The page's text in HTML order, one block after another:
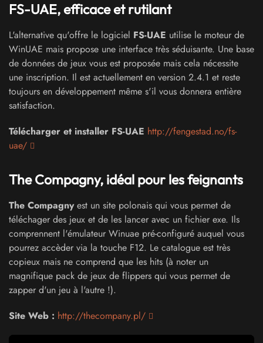
FS-UAE, efficace et rutilant
L'alternative qu'offre le logiciel FS-UAE utilise le moteur de
WinUAE mais propose une interface très séduisante. Une base
de données de jeux vous est proposée mais cela nécessite
une inscription. Il est actuellement en version 2.4.1 et reste
toujours en développement même s'il vous donnera entière
satisfaction.
Télécharger et installer FS-UAE http://fengestad.no/fs-
uae/
The Compagny, idéal pour les feignants
The Compagnyest un site polonais qui vous permet de
téléchager des jeux et de les lancer avec un fichier exe. Ils
comprennent l'émulateur Winuae pré-configuré auquel vous
pourrez accèder via la touche F12. Le catalogue est très
copieux mais ne comprend que les hits (à noter un
magnifique pack de jeux de flippers qui vous permet de
zapper d'un jeu à l'autre !).
Site Web : http://thecompany.pl/